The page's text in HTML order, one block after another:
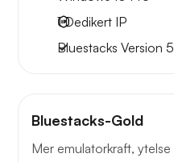
1Dedikert IP
Bluestacks Version
Bluestacks-Gold
Mer emulatorkraft,